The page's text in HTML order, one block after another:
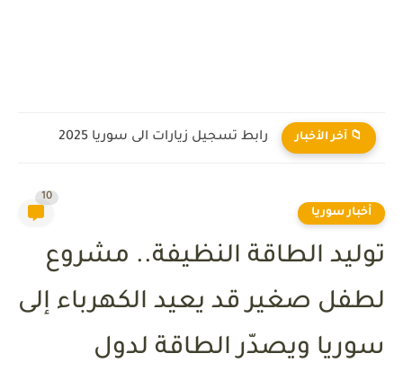
📁 آخر الأخبار
أخبار سوريا
10
توليد الطاقة النظيفة.. مشروع
لطفل صغير قد يعيد الكهرباء إلى
سوريا ويصدّر الطاقة لدول